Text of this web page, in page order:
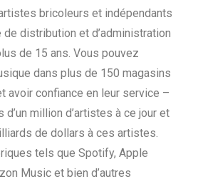
bricoleurs et indépendants
distribution et d’administration
de 15 ans. Vous pouvez
dans plus de 150 magasins
avoir confiance en leur service –
d’un million d’artistes à ce jour et
de dollars à ces artistes.
tels que Spotify, Apple
Music et bien d’autres